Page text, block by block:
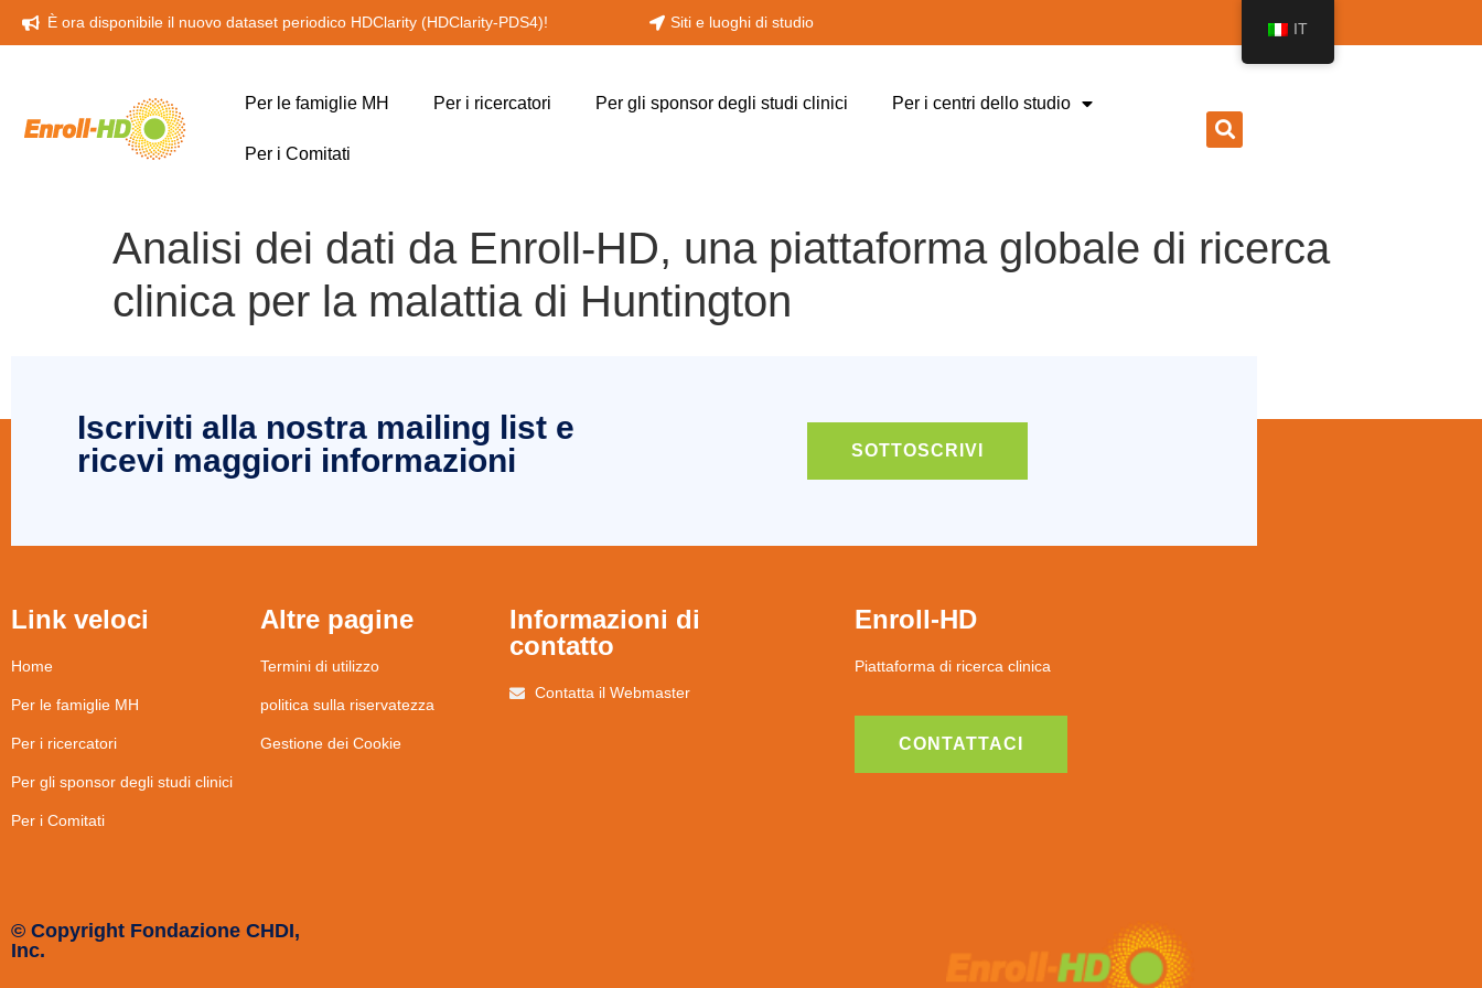
È ora disponibile il nuovo dataset periodico HDClarity (HDClarity-PDS4)! Siti e luoghi di studio
Per le famiglie MH Per i ricercatori Per gli sponsor degli studi clinici Per i centri dello studio
Per i Comitati
Analisi dei dati da Enroll-HD, una piattaforma globale di ricerca
clinica per la malattia di Huntington
Iscriviti alla nostra mailing list e
ricevi maggiori informazioni
SOTTOSCRIVI
Link veloci
Home
Per le famiglie MH
Per i ricercatori
Per gli sponsor degli studi clinici
Per i Comitati
Altre pagine
Termini di utilizzo
politica sulla riservatezza
Gestione dei Cookie
Informazioni di
contatto
Contatta il Webmaster
Enroll-HD
Piattaforma di ricerca clinica
CONTATTACI
© Copyright Fondazione CHDI,
Inc.
IT